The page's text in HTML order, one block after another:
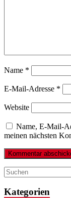
Name *
E-Mail-Adresse *
Website
Name, E-Mail-
meinen nächsten
Kategorien